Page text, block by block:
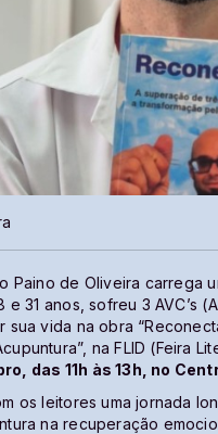
Paino de Oliveira carrega
e 31 anos, sofreu 3 AVC’s
sua vida na obra
na FLID (Feira
das 11h às 13h, no
os leitores uma jornada
na recuperação